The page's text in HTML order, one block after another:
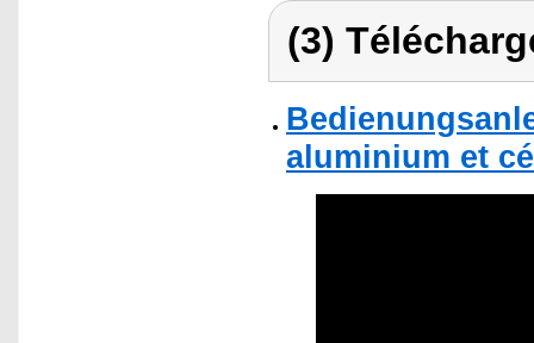
(3)
aluminium et